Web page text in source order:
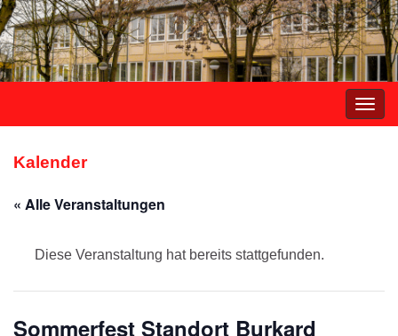
Kalender
« Alle Veranstaltungen
Diese Veranstaltung hat bereits stattgefunden.
Sommerfest Standort Burkard